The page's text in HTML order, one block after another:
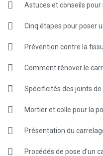
Astuces et conseils
Cinq étapes pour poser
Prévention contre la
Comment rénover le
Spécificités des joints
Mortier et colle pour la
Présentation du
Procédés de pose d’un